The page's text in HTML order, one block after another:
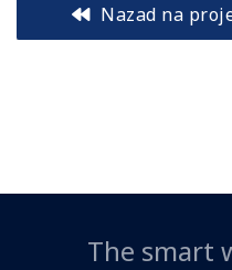
Nazad na
The smart